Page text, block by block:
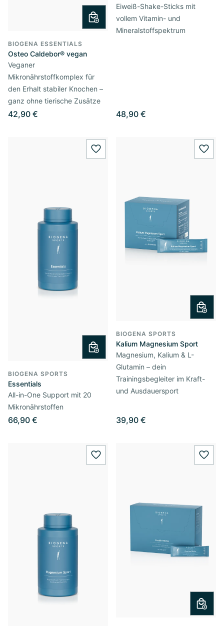
BIOGENA ESSENTIALS
Osteo Caldebor® vegan
Veganer
Mikronährstoffkomplex für
den Erhalt stabiler Knochen –
ganz ohne tierische Zusätze
42,90 €
Eiweiß-Shake-Sticks mit
vollem Vitamin- und
Mineralstoffspektrum
48,90 €
wishlist.add
BIOGENA SPORTS
Essentials
All-in-One Support mit 20
Mikronährstoffen
66,90 €
BIOGENA SPORTS
Kalium Magnesium Sport
Magnesium, Kalium & L-
Glutamin – dein
Trainingsbegleiter im Kraft-
und Ausdauersport
39,90 €
wishlist.add